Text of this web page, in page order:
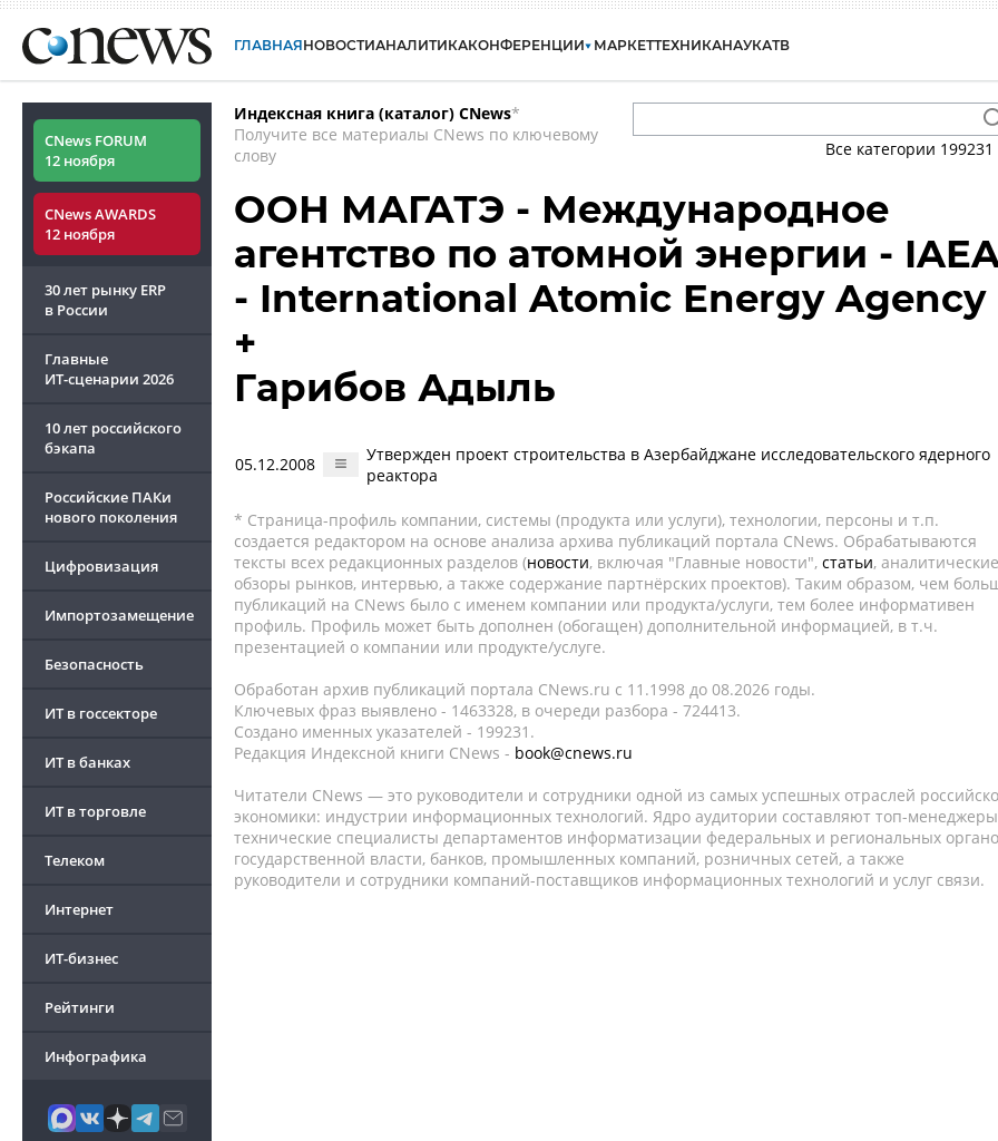
ГЛАВНАЯНОВОСТИАНАЛИТИКАКОНФЕРЕНЦИИ МАРКЕТТЕХНИКАНАУКАТВ
CNews FORUM
12 ноября
CNews AWARDS
12 ноября
30 лет рынку ERP
в России
Главные
ИТ-сценарии 2026
10 лет российского
бэкапа
Российские ПАКи
нового поколения
Цифровизация
Импортозамещение
Безопасность
ИТ в госсекторе
ИТ в банках
ИТ в торговле
Телеком
Интернет
ИТ-бизнес
Рейтинги
Инфографика
Индексная книга (каталог) CNews*
Получите все материалы CNews по ключевому
слову
Все категории 199231
ООН МАГАТЭ - Международное
агентство по атомной энергии -
- International Atomic Energy Agency
+
Гарибов Адыль
05.12.2008
Утвержден проект строительства в Азербайджане исследовательского ядерного
реактора
* Страница-профиль компании, системы (продукта или услуги), технологии, персоны и т.п.
создается редактором на основе анализа архива публикаций портала CNews. Обрабатываются
тексты всех редакционных разделов (новости, включая "Главные новости", статьи, аналитические
обзоры рынков, интервью, а также содержание партнёрских проектов). Таким образом, чем
публикаций на CNews было с именем компании или продукта/услуги, тем более информативен
профиль. Профиль может быть дополнен (обогащен) дополнительной информацией, в т.ч.
презентацией о компании или продукте/услуге.
Обработан архив публикаций портала CNews.ru c 11.1998 до 08.2026 годы.
Ключевых фраз выявлено - 1463328, в очереди разбора - 724413.
Создано именных указателей - 199231.
Редакция Индексной книги CNews - book@cnews.ru
Читатели CNews — это руководители и сотрудники одной из самых успешных отраслей
экономики: индустрии информационных технологий. Ядро аудитории составляют топ-
технические специалисты департаментов информатизации федеральных и региональных
государственной власти, банков, промышленных компаний, розничных сетей, а также
руководители и сотрудники компаний-поставщиков информационных технологий и услуг связи.